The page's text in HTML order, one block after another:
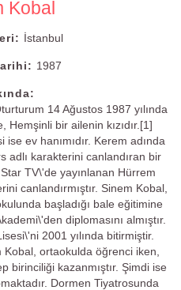
Kobal
İstanbul
1987
14 Ağustos 1987 yılında
Hemşinli bir ailenin kızıdır.[1]
ev hanımıdır. Kerem adında
adlı karakterini canlandıran bir
TV\'de yayınlanan Hürrem
canlandırmıştır. Sinem Kobal,
başladığı bale eğitimine
diplomasını almıştır.
2001 yılında bitirmiştir.
Kobal, ortaokulda öğrenci iken,
birinciliği kazanmıştır. Şimdi ise
Dormen Tiyatrosunda